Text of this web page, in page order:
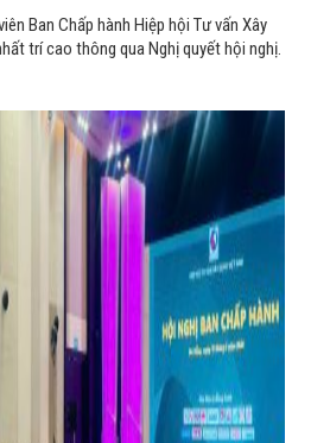
Ban Chấp hành Hiệp hội Tư vấn Xây
trí cao thông qua Nghị quyết hội nghị.